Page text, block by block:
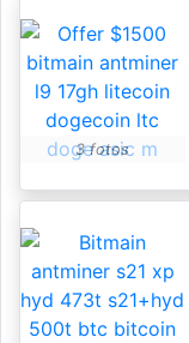
3 fotos